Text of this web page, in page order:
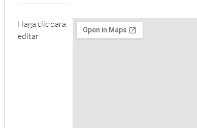
Haga clic para
editar